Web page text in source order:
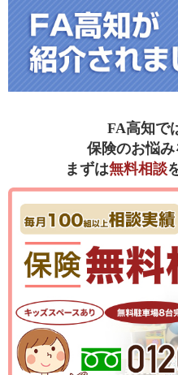
FA高知で
保険のお悩み
まずは無料相談